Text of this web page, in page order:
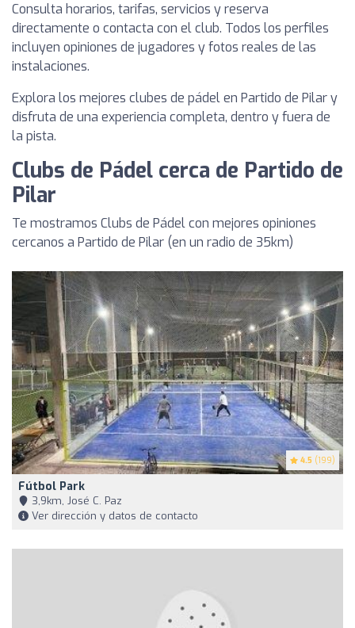
Consulta horarios, tarifas, servicios y reserva
directamente o contacta con el club. Todos los perfiles
incluyen opiniones de jugadores y fotos reales de las
instalaciones.
Explora los mejores clubes de pádel en Partido de Pilar y
disfruta de una experiencia completa, dentro y fuera de
la pista.
Clubs de Pádel cerca de Partido de
Pilar
Te mostramos Clubs de Pádel con mejores opiniones
cercanos a Partido de Pilar (en un radio de 35km)
4.5 (199)
Fútbol Park
3,9km, José C. Paz
Ver dirección y datos de contacto